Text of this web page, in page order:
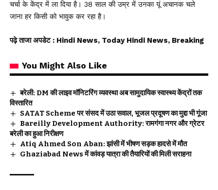
चर्चा के केंद्र में ला दिया है। 38 साल की उम्र में उनका यूं अचानक चले
जाना हर किसी को भावुक कर रहा है।
पढ़े ताजा अपडेट : Hindi News, Today Hindi News, Breaking
You Might Also Like
बरेली: DM की लाइव मॉनिटरिंग व्यवस्था अब सामुदायिक स्वास्थ्य केंद्रों तक
विस्तारित
SATAT Scheme पर संसद में उठा सवाल, भूजल प्रदूषण का मुद्दा भी गूंजा
Bareilly Development Authority: रामगंगा नगर और ग्रेटर
बरेली का हुआ निरीक्षण
Atiq Ahmed Son Aban: झांसी में भीषण सड़क हादसे में मौत
Ghaziabad News में कांवड़ यात्रा की तैयारियों की मिली सराहना